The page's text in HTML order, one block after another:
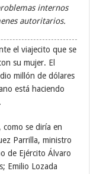
internos
autoritarios.
el viajecito que se
su mujer. El
millón de dólares
está haciendo
se diría en
Parrilla, ministro
de Ejército Álvaro
Emilio Lozada